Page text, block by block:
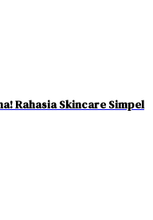
Rahasia Skincare Simpel